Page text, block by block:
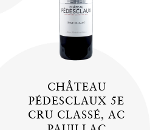
CHÂTEAU
PÉDESCLAUX 5E
CRU CLASSÉ, AC